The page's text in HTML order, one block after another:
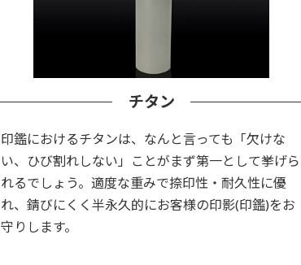
チタン
印鑑におけるチタンは、なんと言っても「欠けな
い、ひび割れしない」ことがまず第一として挙げら
れるでしょう。適度な重みで捺印性・耐久性に優
れ、錆びにくく半永久的にお客様の印影(印鑑)をお
守りします。